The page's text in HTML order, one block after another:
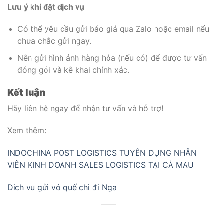
Lưu ý khi đặt dịch vụ
Có thể yêu cầu gửi báo giá qua Zalo hoặc email nếu
chưa chắc gửi ngay.
Nên gửi hình ảnh hàng hóa (nếu có) để được tư vấn
đóng gói và kê khai chính xác.
Kết luận
Hãy liên hệ ngay để nhận tư vấn và hỗ trợ!
Xem thêm:
INDOCHINA POST LOGISTICS TUYỂN DỤNG NHÂN
VIÊN KINH DOANH SALES LOGISTICS TẠI CÀ MAU
Dịch vụ gửi vỏ quế chi đi Nga